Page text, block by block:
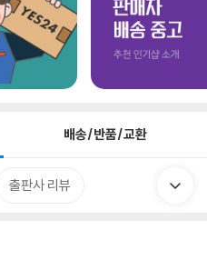
배송/반품/교환
출판사 리뷰